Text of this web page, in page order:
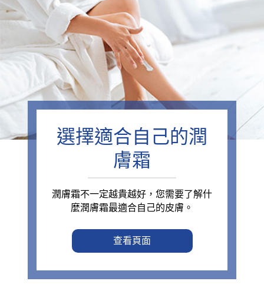
選擇適合自己的潤
膚霜
潤膚霜不一定越貴越好，您需要了解什
麼潤膚霜最適合自己的皮膚。
查看頁面